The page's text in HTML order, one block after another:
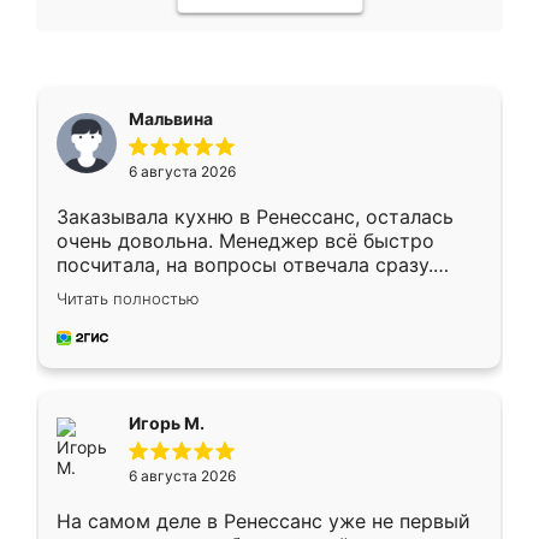
Мальвина
6 августа 2026
Заказывала кухню в Ренессанс, осталась
очень довольна. Менеджер всё быстро
посчитала, на вопросы отвечала сразу.
Замерщик приехал в субботу, подошёл к
делу со всей ответственностью. Собрали
за день, ребята работали аккуратно, даже
Читать полностью
Игорь М.
6 августа 2026
На самом деле в Ренессанс уже не первый